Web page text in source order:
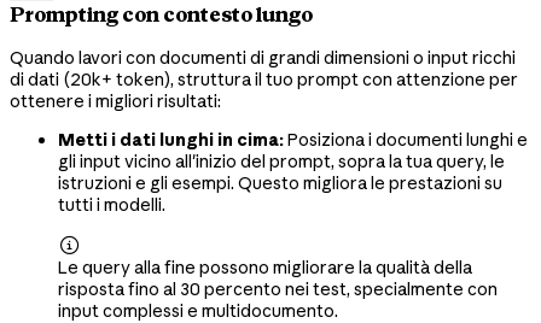
Prompting con contesto lungo
Quando lavori con documenti di grandi dimensioni o input ricchi
di dati (20k+ token), struttura il tuo prompt con attenzione per
ottenere i migliori risultati:
Metti i dati lunghi in cima:Posiziona i documenti lunghi e
gli input vicino all'inizio del prompt, sopra la tua query, le
istruzioni e gli esempi. Questo migliora le prestazioni su
tutti i modelli.

Le query alla fine possono migliorare la qualità della
risposta fino al 30 percento nei test, specialmente con
input complessi e multidocumento.